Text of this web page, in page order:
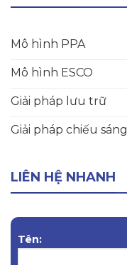
Mô hình PPA
Mô hình ESCO
Giải pháp lưu trữ
Giải pháp chiếu sáng
LIÊN HỆ NHANH
Tên: